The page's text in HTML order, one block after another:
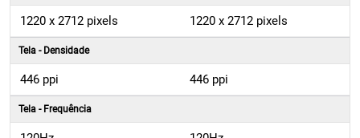
1220 x 2712 pixels 1220 x 2712 pixels
Tela - Densidade
446 ppi 446 ppi
Tela - Frequência